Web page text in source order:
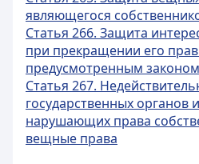
являющегося
Статья 266. Защита
при прекращении его
предусмотренным законом
Статья 267.
государственных органов
нарушающих права
вещные права